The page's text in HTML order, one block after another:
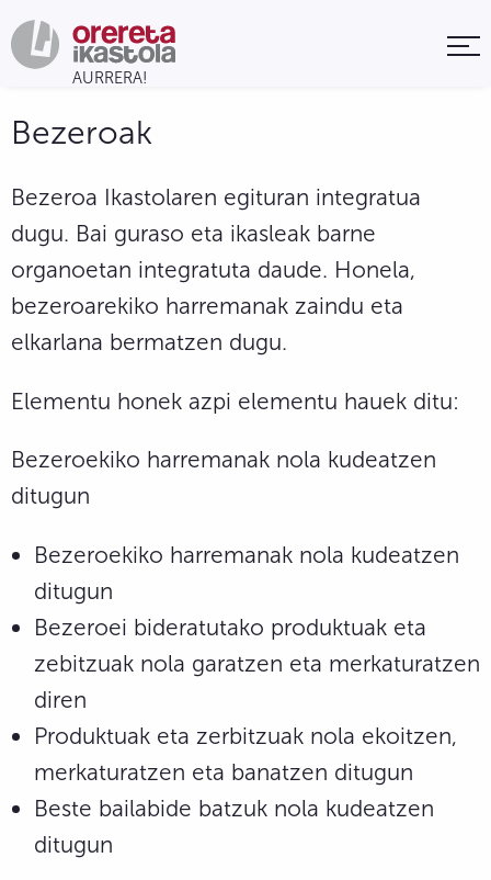
Bezeroak
Bezeroa Ikastolaren egituran integratua
dugu. Bai guraso eta ikasleak barne
organoetan integratuta daude. Honela,
bezeroarekiko harremanak zaindu eta
elkarlana bermatzen dugu.
Elementu honek azpi elementu hauek ditu:
Bezeroekiko harremanak nola kudeatzen
ditugun
Bezeroekiko harremanak nola kudeatzen
ditugun
Bezeroei bideratutako produktuak eta
zebitzuak nola garatzen eta merkaturatzen
diren
Produktuak eta zerbitzuak nola ekoitzen,
merkaturatzen eta banatzen ditugun
Beste bailabide batzuk nola kudeatzen
ditugun